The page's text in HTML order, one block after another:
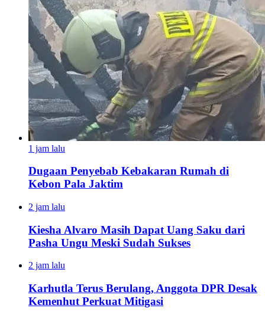
1 jam lalu
Dugaan Penyebab Kebakaran Rumah di
Kebon Pala Jaktim
2 jam lalu
Kiesha Alvaro Masih Dapat Uang Saku dari
Pasha Ungu Meski Sudah Sukses
2 jam lalu
Karhutla Terus Berulang, Anggota DPR Desak
Kemenhut Perkuat Mitigasi